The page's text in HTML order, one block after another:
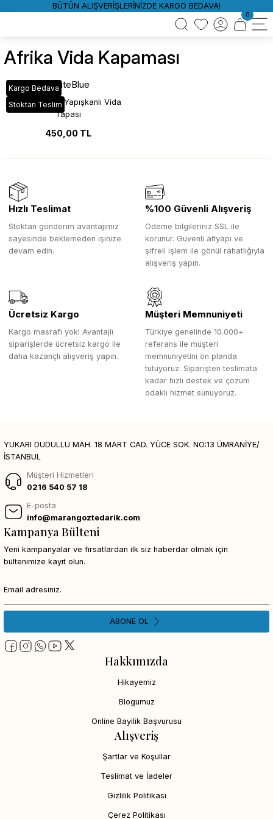
BÜTÜN ALIŞVERİŞLERİNİZDE KARGO BEDAVA!
0
Afrika Vida Kapaması
Kargo Bedava
Stoktan Teslim
WhiteBlue
Afrika Ceviz Yapışkanlı Vida
Tapası
450,00 TL
Hızlı Teslimat
Stoktan gönderim avantajımız
sayesinde beklemeden işinize
devam edin.
%100 Güvenli Alışveriş
Ödeme bilgileriniz SSL ile
korunur. Güvenli altyapı ve
şifreli işlem ile gönül rahatlığıyla
alışveriş yapın.
Ücretsiz Kargo
Kargo masrafı yok! Avantajlı
siparişlerde ücretsiz kargo ile
daha kazançlı alışveriş yapın.
Müşteri Memnuniyeti
Türkiye genelinde 10.000+
referans ile müşteri
memnuniyetini ön planda
tutuyoruz. Siparişten teslimata
kadar hızlı destek ve çözüm
odaklı hizmet sunuyoruz.
YUKARI DUDULLU MAH. 18 MART CAD. YÜCE SOK. NO:13 ÜMRANİYE/
İSTANBUL
Müşteri Hizmetleri
0216 540 57 18
E-posta
info@marangoztedarik.com
Hakkımızda
Hikayemiz
Blogumuz
Online Bayilik Başvurusu
Alışveriş
Şartlar ve Koşullar
Teslimat ve İadeler
Gizlilik Politikası
Çerez Politikası
Kampanya Bülteni
Yeni kampanyalar ve fırsatlardan ilk siz haberdar olmak için
bültenimize kayıt olun.
ABONE OL